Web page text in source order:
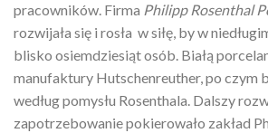
pracowników. Firma Philipp Rosenthal
rozwijała się i rosła w siłę, by w
blisko osiemdziesiąt osób. Białą
manufaktury Hutschenreuther, po czym
według pomysłu Rosenthala. Dalszy
zapotrzebowanie pokierowało zakład